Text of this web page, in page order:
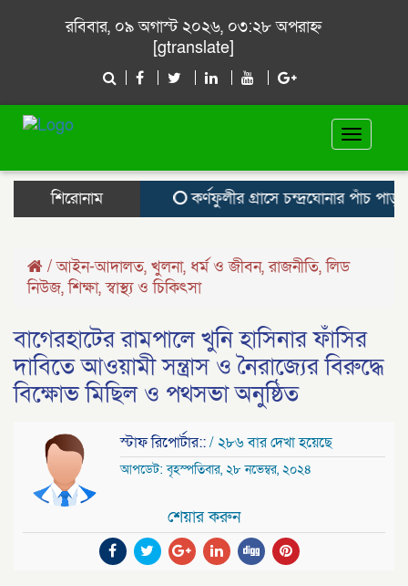
রবিবার, ০৯ অগাস্ট ২০২৬, ০৩:২৮ অপরাহ্ন
[gtranslate]
Toggle
শিরোনাম
কর্ণফুলীর গ্রাসে চন্দ্রঘোনার পাঁচ পাড়া,
/আইন-আদালত, খুলনা, ধর্ম ও জীবন,রাজনীতি,লিড
নিউজ,শিক্ষা,স্বাস্থ্য ও চিকিৎসা
বাগেরহাটের রামপালে খুনি হাসিনার ফাঁসির
দাবিতে আওয়ামী সন্ত্রাস ও নৈরাজ্যের বিরুদ্ধে
বিক্ষোভ মিছিল ও পথসভা অনুষ্ঠিত
স্টাফ রিপোর্টার::/ ২৮৬ বার দেখা হয়েছে
আপডেট: বৃহস্পতিবার, ২৮ নভেম্বর, ২০২৪
শেয়ার করুন